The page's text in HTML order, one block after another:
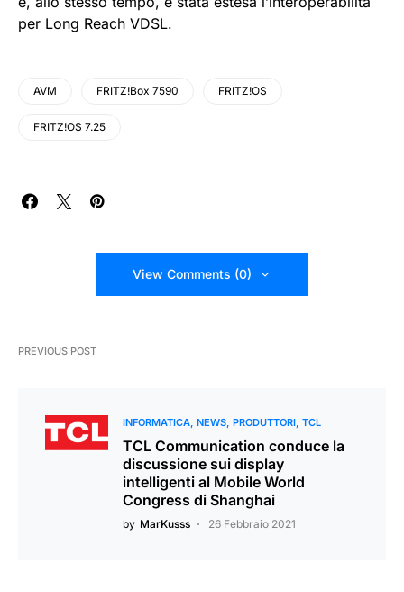
per Long Reach VDSL.
AVM FRITZ!Box 7590 FRITZ!OS
FRITZ!OS 7.25
View Comments (0)
PREVIOUS POST
INFORMATICA NEWS PRODUTTORI TCL
TCL Communication conduce la
discussione sui display
intelligenti al Mobile World
Congress di Shanghai
by MarKusss 26 Febbraio 2021